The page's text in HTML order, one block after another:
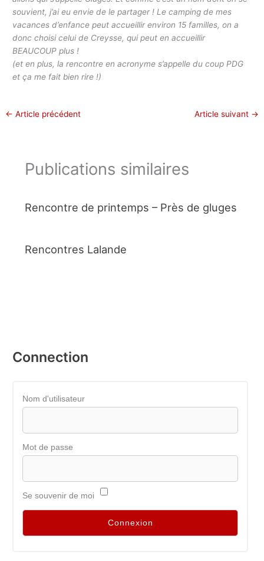
souvient, j’ai eu envie de le partager ! Le camping de mes
vacances d’enfance peut accueillir environ 15 familles, on a
donc choisi celui de Creysse, qui peut en accueillir
BEAUCOUP plus !
(et en plus, la rencontre en acronyme s’appelle du coup PDG
et ça me fait bien rire !)
← Article précédent Article suivant →
Publications similaires
Rencontre de printemps – Près de gluges
Rencontres Lalande
Connection
Nom d'utilisateur
Mot de passe
Se souvenir de moi